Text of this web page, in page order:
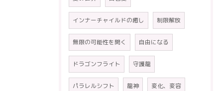
インナーチャイルドの癒し 制限解放
無限の可能性を開く 自由になる
ドラゴンフライト 守護龍
パラレルシフト 龍神 変化、変容